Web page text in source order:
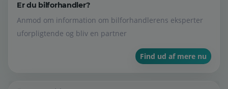
Er du bilforhandler?
Anmod om information om bilforhandlerens eksperter
uforpligtende og bliv en partner
Find ud af mere nu